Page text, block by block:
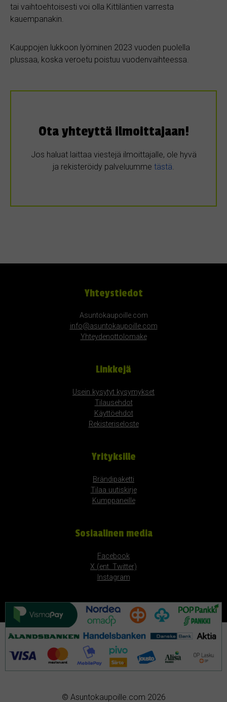
tai vaihtoehtoisesti voi olla Kittiläntien varresta
kauempanakin.
Kauppojen lukkoon lyöminen 2023 vuoden puolella
plussaa, koska veroetu poistuu vuodenvaihteessa.
Ota yhteyttä ilmoittajaan!
Jos haluat laittaa viestejä ilmoittajalle, ole hyvä
ja rekisteröidy palveluumme tästä
Yhteystiedot
Asuntokaupoille.com
info@asuntokaupoille.com
Yhteydenottolomake
Linkkejä
Usein kysytyt kysymykset
Tilausehdot
Käyttöehdot
Rekisteriseloste
Yrityksille
Brändipaketti
Tilaa uutiskirje
Kumppaneille
Sosiaalinen media
Facebook
X (ent. Twitter)
Instagram
© Asuntokaupoille.com 2026